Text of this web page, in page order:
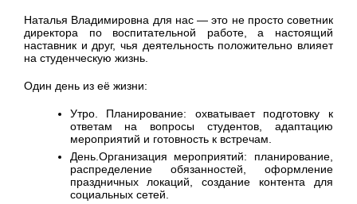
Наталья Владимировна для нас — это не просто советник
директора по воспитательной работе, а настоящий
наставник и друг, чья деятельность положительно влияет
на студенческую жизнь.
Один день из её жизни:
Утро. Планирование: охватывает подготовку к
ответам на вопросы студентов, адаптацию
мероприятий и готовность к встречам.
День.Организация мероприятий: планирование,
распределение обязанностей, оформление
праздничных локаций, создание контента для
социальных сетей.